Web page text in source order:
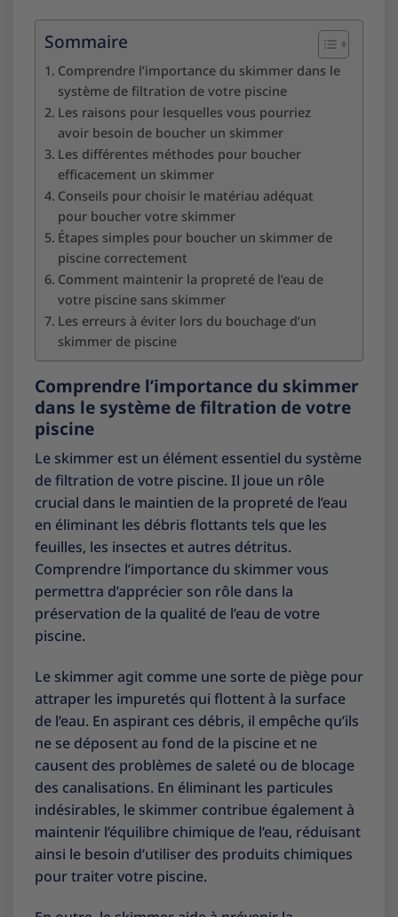
Sommaire
Comprendre l’importance du skimmer dans le
système de filtration de votre piscine
Les raisons pour lesquelles vous pourriez
avoir besoin de boucher un skimmer
Les différentes méthodes pour boucher
efficacement un skimmer
Conseils pour choisir le matériau adéquat
pour boucher votre skimmer
Étapes simples pour boucher un skimmer de
piscine correctement
Comment maintenir la propreté de l’eau de
votre piscine sans skimmer
Les erreurs à éviter lors du bouchage d’un
skimmer de piscine
Comprendre l’importance du skimmer
dans le système de filtration de votre
piscine
Le skimmer est un élément essentiel du système
de filtration de votre piscine. Il joue un rôle
crucial dans le maintien de la propreté de l’eau
en éliminant les débris flottants tels que les
feuilles, les insectes et autres détritus.
Comprendre l’importance du skimmer vous
permettra d’apprécier son rôle dans la
préservation de la qualité de l’eau de votre
piscine.
Le skimmer agit comme une sorte de piège pour
attraper les impuretés qui flottent à la surface
de l’eau. En aspirant ces débris, il empêche qu’ils
ne se déposent au fond de la piscine et ne
causent des problèmes de saleté ou de blocage
des canalisations. En éliminant les particules
indésirables, le skimmer contribue également à
maintenir l’équilibre chimique de l’eau, réduisant
ainsi le besoin d’utiliser des produits chimiques
pour traiter votre piscine.